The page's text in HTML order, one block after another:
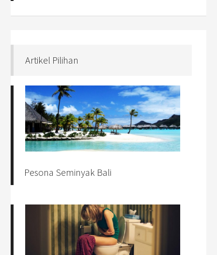
Artikel Pilihan
Pesona Seminyak Bali